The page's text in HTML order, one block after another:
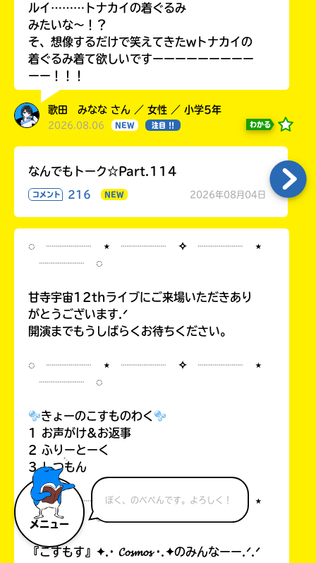
メニュー
ぼく、のべぺんです。よろしく！
ルイ………トナカイの着ぐるみ
みたいな〜！？
そ、想像するだけで笑えてきたwトナカイの
着ぐるみ着て欲しいですーーーーーーーーー
ーー！！！
歌田 みなな さん ／ 女性 ／ 小学5年
2026.08.06 NEW 注目 !! わかる
なんでもトーク☆Part.114
コメント 216 NEW 2026年08月04日
◌ ┈┈┈┈ ⋆ ┈┈┈┈ ✧ ┈┈┈┈ ⋆
┈┈┈┈ ◌
甘寺宇宙12thライブにご来場いただきあり
がとうございます.ᐟ
開演までもうしばらくお待ちください。
◌ ┈┈┈┈ ⋆ ┈┈┈┈ ✧ ┈┈┈┈ ⋆
┈┈┈┈ ◌
きょーのこすものわく
1 お声がけ&お返事
2 ふりーとーく
3 しつもん
◌ ┈┈┈┈ ⋆ ┈┈┈┈ ✧ ┈┈┈┈ ⋆
┈┈┈┈ ◌
『こすもす』✦.· 𝓒𝓸𝓼𝓶𝓸𝓼 ·.✦のみんなーー.ᐟ.ᐟ